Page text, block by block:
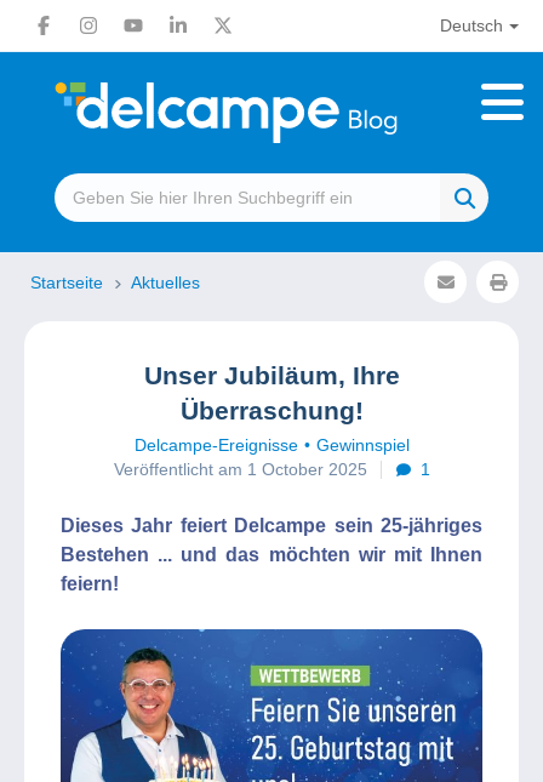
Deutsch
Startseite Aktuelles
Unser Jubiläum, Ihre
Überraschung!
Delcampe-Ereignisse
Gewinnspiel
Veröffentlicht am 1 October 2025
1
Dieses Jahr feiert Delcampe sein 25-jähriges
Bestehen ... und das möchten wir mit Ihnen
feiern!